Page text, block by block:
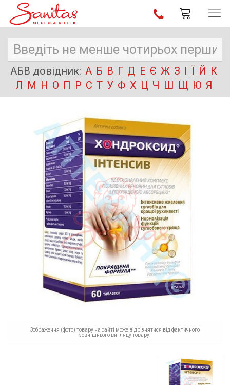
АБВ довідник: А Б В Г Д Е Є Ж З І Ї Й К
Л М Н О П Р С Т У Ф Х Ц Ч Ш Щ Ю Я
Зображення (фото) товару на сайті може відрізнятися від фактичного
зовнішнього вигляду товару.